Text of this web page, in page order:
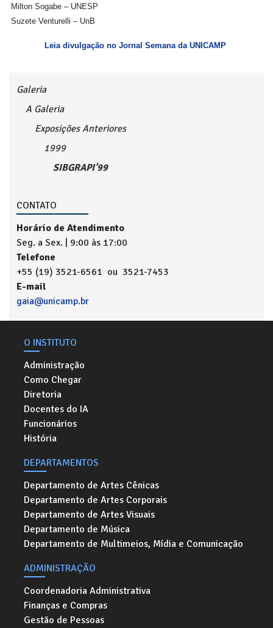
Milton Sogabe – UNESP
Suzete Venturelli – UnB
Leia divulgação no Jornal Semana da UNICAMP
Galeria
A Galeria
Exposições Anteriores
1999
SIBGRAPI’99
CONTATO
Horário de Atendimento
Seg. a Sex. | 9:00 às 17:00
Telefone
+55 (19) 3521-6561 ou 3521-7453
E-mail
gaia@unicamp.br
O INSTITUTO
Administração
Como Chegar
Diretoria
Docentes do IA
Funcionários
História
DEPARTAMENTOS
Departamento de Artes Cênicas
Departamento de Artes Corporais
Departamento de Artes Visuais
Departamento de Música
Departamento de Multimeios, Mídia e Comunicação
ADMINISTRAÇÃO
Coordenadoria Administrativa
Finanças e Compras
Gestão de Pessoas